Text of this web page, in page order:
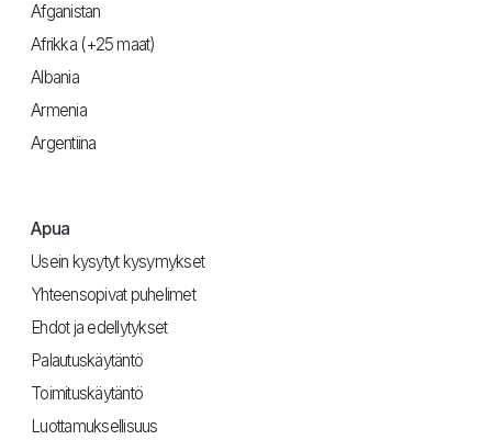
Afganistan
Afrikka (+25 maat)
Albania
Armenia
Argentiina
Apua
Usein kysytyt kysymykset
Yhteensopivat puhelimet
Ehdot ja edellytykset
Palautuskäytäntö
Toimituskäytäntö
Luottamuksellisuus